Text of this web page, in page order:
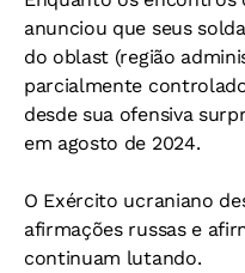
anunciou que seus
do oblast (região
parcialmente
desde sua ofensiva
em agosto de 2024.
O Exército ucraniano
afirmações russas e
continuam lutando.